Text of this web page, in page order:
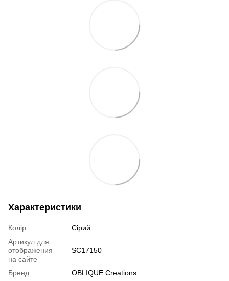
Характеристики
Колір
Сірий
Артикул для
отображения
на сайте
SC17150
Бренд
OBLIQUE Creations